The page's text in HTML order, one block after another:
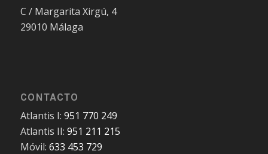
C / Margarita Xirgú, 4
29010 Málaga
CONTACTO
Atlantis I: 951 770 249
Atlantis II: 951 211 215
Móvil: 633 453 729